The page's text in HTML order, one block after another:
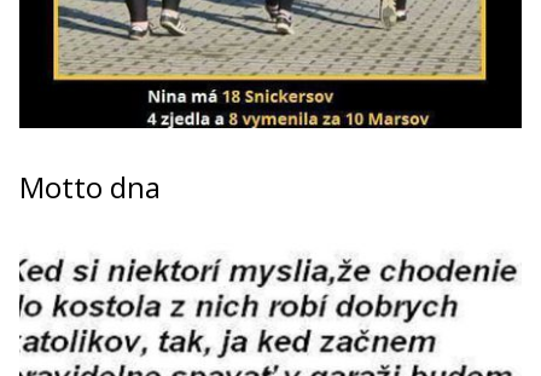
Motto dna